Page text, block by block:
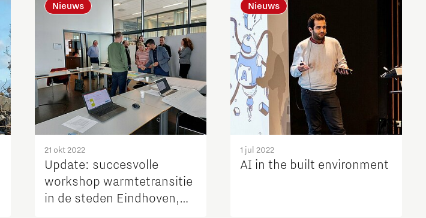
Nieuws
21 okt 2022
Update: succesvolle
workshop warmtetransitie
in de steden Eindhoven,
Nieuws
1 jul 2022
AI in the built environment